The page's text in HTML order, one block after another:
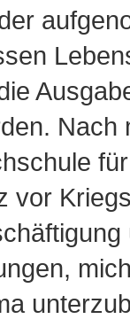
Nach
vor